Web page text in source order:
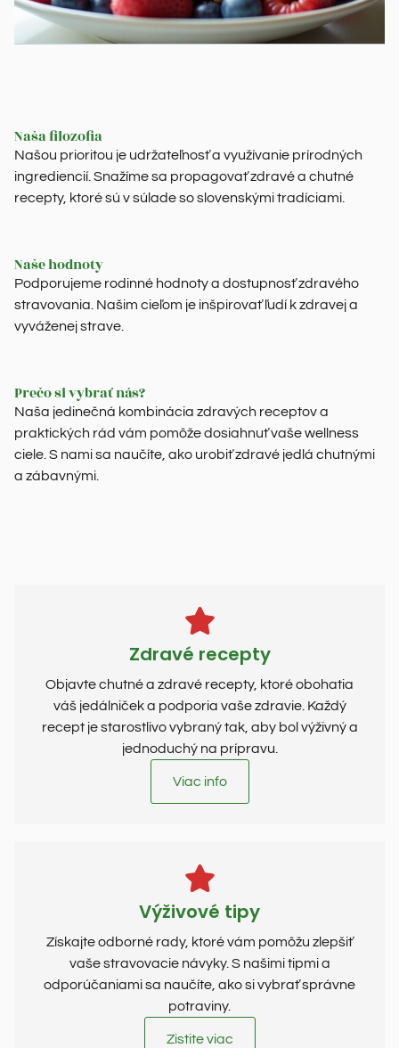
Naša filozofia
Našou prioritou je udržateľnosť a využívanie prírodných
ingrediencií. Snažíme sa propagovať zdravé a chutné
recepty, ktoré sú v súlade so slovenskými tradíciami.
Naše hodnoty
Podporujeme rodinné hodnoty a dostupnosť zdravého
stravovania. Našim cieľom je inšpirovať ľudí k zdravej a
vyváženej strave.
Prečo si vybrať nás?
Naša jedinečná kombinácia zdravých receptov a
praktických rád vám pomôže dosiahnuť vaše wellness
ciele. S nami sa naučíte, ako urobiť zdravé jedlá chutnými
a zábavnými.
Zdravé recepty
Objavte chutné a zdravé recepty, ktoré obohatia
váš jedálniček a podporia vaše zdravie. Každý
recept je starostlivo vybraný tak, aby bol výživný a
jednoduchý na prípravu.
Viac info
Výživové tipy
Získajte odborné rady, ktoré vám pomôžu zlepšiť
vaše stravovacie návyky. S našimi tipmi a
odporúčaniami sa naučíte, ako si vybrať správne
potraviny.
Zistite viac